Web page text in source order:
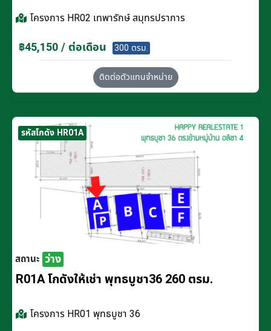
โครงการ HR02 เทพารักษ์ สมุทรปราการ
฿45,150 / ต่อเดือน 300 ตรม.
ติดต่อตัวแทนจำหน่าย
รหัสโกดัง HR01A
สถานะ ว่าง
R01A โกดังให้เช่า พุทธบูชา36 260 ตรม.
โครงการ HR01 พุทธบูชา 36